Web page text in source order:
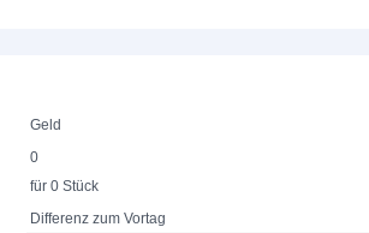
Geld
0
für 0 Stück
Differenz zum Vortag